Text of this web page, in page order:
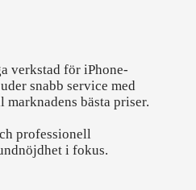
verkstad för iPhone-
snabb service med
bästa priser.
professionell
i fokus.